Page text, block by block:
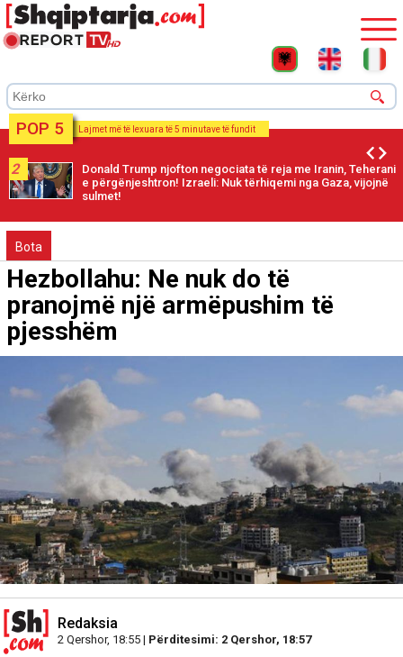
POP 5 Lajmet më të lexuara të 5 minutave të fundit
2
Donald Trump njofton negociata të reja me Iranin, Teherani
e përgënjeshtron! Izraeli: Nuk tërhiqemi nga Gaza, vijojnë
sulmet!
Bota
Hezbollahu: Ne nuk do të
pranojmë një armëpushim të
pjesshëm
Redaksia
2 Qershor, 18:55 | Përditesimi: 2 Qershor, 18:57